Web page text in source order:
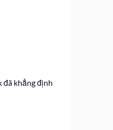
đã khẳng định